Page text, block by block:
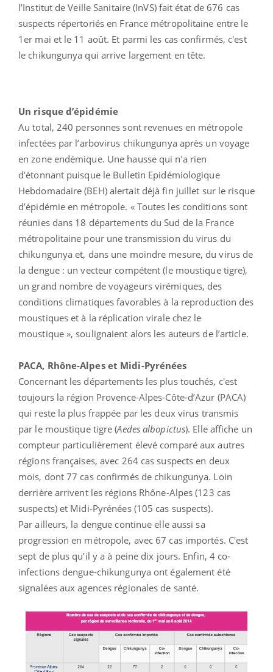
l’Institut de Veille Sanitaire (InVS) fait état de 676 cas
suspects répertoriés en France métropolitaine entre le
1er mai et le 11 août. Et parmi les cas confirmés, c'est
le chikungunya qui arrive largement en tête.
Un risque d’épidémie
Au total, 240 personnes sont revenues en métropole
infectées par l’arbovirus chikungunya après un voyage
en zone endémique. Une hausse qui n’a rien
d’étonnant puisque le Bulletin Epidémiologique
Hebdomadaire (BEH) alertait déjà fin juillet sur le risque
d’épidémie en métropole. « Toutes les conditions sont
réunies dans 18 départements du Sud de la France
métropolitaine pour une transmission du virus du
chikungunya et, dans une moindre mesure, du virus de
la dengue : un vecteur compétent (le moustique tigre),
un grand nombre de voyageurs virémiques, des
conditions climatiques favorables à la reproduction des
moustiques et à la réplication virale chez le
moustique », soulignaient alors les auteurs de l’article.
PACA, Rhône-Alpes et Midi-Pyrénées
Concernant les départements les plus touchés, c'est
toujours la région Provence-Alpes-Côte-d’Azur (PACA)
qui reste la plus frappée par les deux virus transmis
par le moustique tigre (Aedes albopictus). Elle affiche un
compteur particulièrement élevé comparé aux autres
régions françaises, avec 264 cas suspects en deux
mois, dont 77 cas confirmés de chikungunya. Loin
derrière arrivent les régions Rhône-Alpes (123 cas
suspects) et Midi-Pyrénées (105 cas suspects).
Par ailleurs, la dengue continue elle aussi sa
progression en métropole, avec 67 cas importés. C'est
sept de plus qu'il y a à peine dix jours. Enfin, 4 co-
infections dengue-chikungunya ont également été
signalées aux agences régionales de santé.